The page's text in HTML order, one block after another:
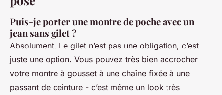
Puis-je porter une montre de poche avec un
jean sans gilet ?
Absolument. Le gilet n’est pas une obligation, c’est
juste une option. Vous pouvez très bien accrocher
votre montre à gousset à une chaîne fixée à une
passant de ceinture - c’est même un look très